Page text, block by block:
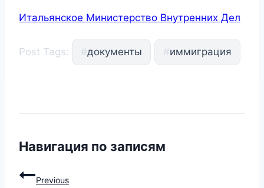
Итальянское Министерство Внутренних Дел
Post Tags: #документы #иммиграция
Навигация по записям
Previous